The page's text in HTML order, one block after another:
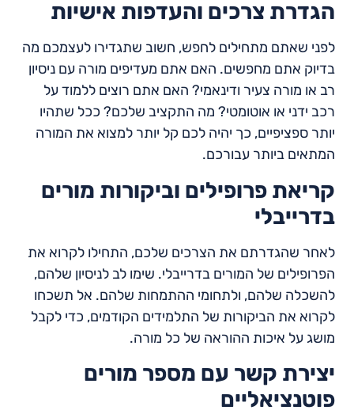
הגדרת צרכים והעדפות אישיות
לפני שאתם מתחילים לחפש, חשוב שתגדירו לעצמכם מה
בדיוק אתם מחפשים. האם אתם מעדיפים מורה עם ניסיון
רב או מורה צעיר ודינאמי? האם אתם רוצים ללמוד על
רכב ידני או אוטומטי? מה התקציב שלכם? ככל שתהיו
יותר ספציפיים, כך יהיה לכם קל יותר למצוא את המורה
המתאים ביותר עבורכם.
קריאת פרופילים וביקורות מורים
בדרייבלי
לאחר שהגדרתם את הצרכים שלכם, התחילו לקרוא את
הפרופילים של המורים בדרייבלי. שימו לב לניסיון שלהם,
להשכלה שלהם, ולתחומי ההתמחות שלהם. אל תשכחו
לקרוא את הביקורות של התלמידים הקודמים, כדי לקבל
מושג על איכות ההוראה של כל מורה.
יצירת קשר עם מספר מורים
פוטנציאליים